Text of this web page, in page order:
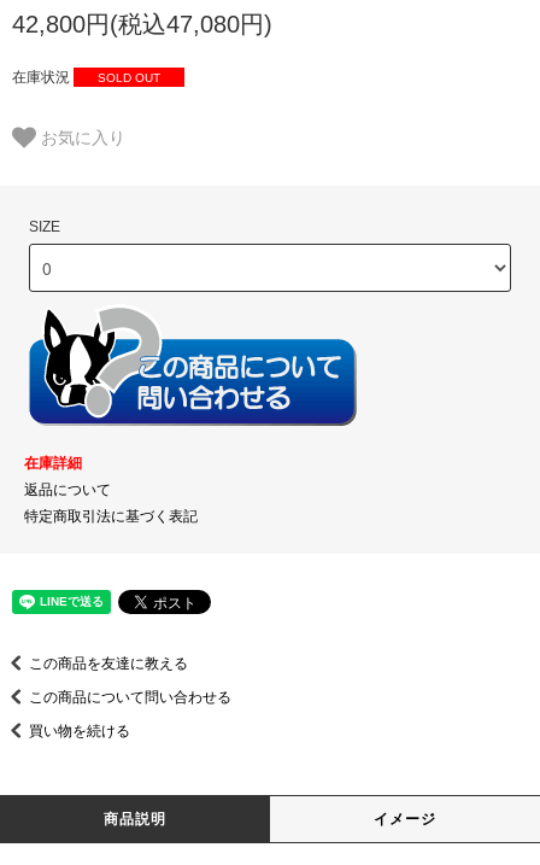
42,800円(税込47,080円)
在庫状況 SOLD OUT
お気に入り
SIZE
在庫詳細
返品について
特定商取引法に基づく表記
この商品を友達に教える
この商品について問い合わせる
買い物を続ける
商品説明 イメージ